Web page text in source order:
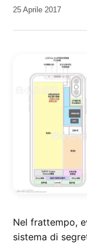
da
25 Aprile 2017
Nel frattempo,
sistema di